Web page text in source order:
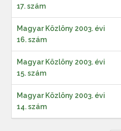
17. szám
Magyar Közlöny 2003. évi
16. szám
Magyar Közlöny 2003. évi
15. szám
Magyar Közlöny 2003. évi
14. szám